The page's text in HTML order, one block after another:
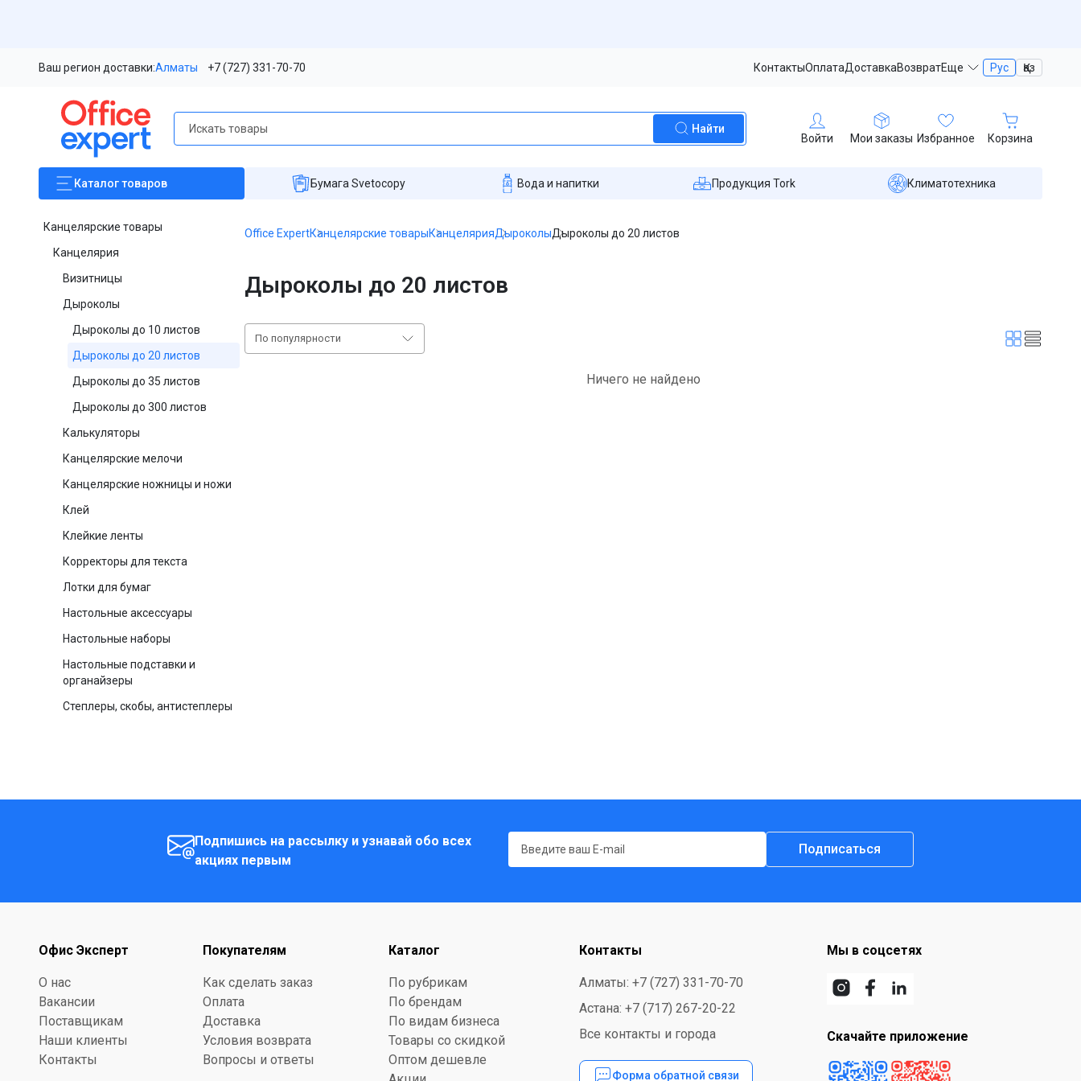
Ваш регион доставки:Алматы +7 (727) 331-70-70 КонтактыОплатаДоставкаВозвратЕще Рус Қаз
Найти
Войти Мои заказы Избранное Корзина
Каталогтоваров Бумага Svetocopy Вода и напитки Продукция Tork Климатотехника
Канцелярские товары
Канцелярия
Визитницы
Дыроколы
Дыроколы до 10 листов
Дыроколы до 20 листов
Дыроколы до 35 листов
Дыроколы до 300 листов
Калькуляторы
Канцелярские мелочи
Канцелярские ножницы и ножи
Клей
Клейкие ленты
Корректоры для текста
Лотки для бумаг
Настольные аксессуары
Настольные наборы
Настольные подставки и
органайзеры
Степлеры, скобы, антистеплеры
Office ExpertКанцелярские товарыКанцелярияДыроколыДыроколы до 20 листов
Дыроколы до 20 листов
По популярности
Ничего не найдено
Подпишись на рассылку и узнавай обо всех
акциях первым
Подписаться
Офис Эксперт
О нас
Вакансии
Поставщикам
Наши клиенты
Контакты
Покупателям
Как сделать заказ
Оплата
Доставка
Условия возврата
Вопросы и ответы
Каталог
По рубрикам
По брендам
По видам бизнеса
Товары со скидкой
Оптом дешевле
Контакты
Алматы: +7 (727) 331-70-70
Астана: +7 (717) 267-20-22
Все контакты и города
Форма обратной связи
Мы в соцсетях
Скачайте приложение